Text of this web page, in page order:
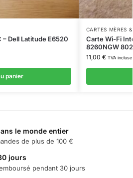
– Dell Latitude E6520
panier
CARTES MÈRES
Carte Wi-Fi
8260NGW
11,00 € TVA incluse
le monde entier
de plus de 100 €
jours
pendant 30 jours